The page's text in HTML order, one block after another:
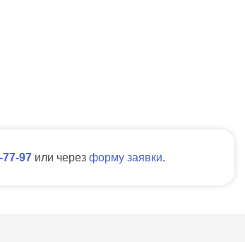
77-97 или через форму заявки.